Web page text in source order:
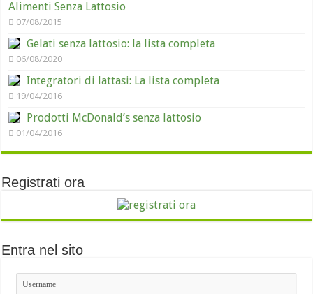
Alimenti Senza Lattosio
07/08/2015
Gelati senza lattosio: la lista completa
06/08/2020
Integratori di lattasi: La lista completa
19/04/2016
Prodotti McDonald’s senza lattosio
01/04/2016
Registrati ora
Entra nel sito